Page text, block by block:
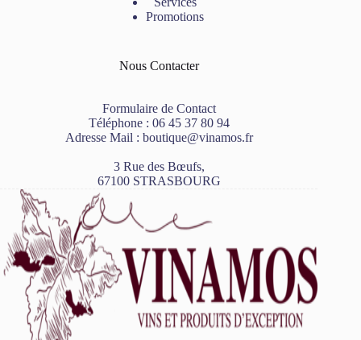
Promotions
Nous Contacter
Formulaire de Contact
Téléphone : 06 45 37 80 94
Adresse Mail : boutique@vinamos.fr
3 Rue des Bœufs,
67100 STRASBOURG